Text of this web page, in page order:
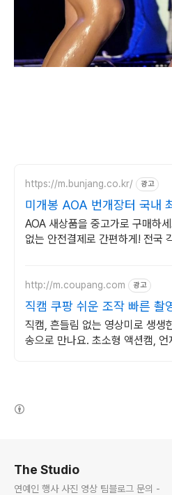
https://m.bunjang.co.kr/ 광고
미개봉 AOA 번개장터 국내
드 중고거래
AOA 새상품을 중고가로 구매하
없는 안전결제로 간편하게! 전국
http://m.coupang.com 광고
직캠 쿠팡 쉬운 조작 빠른 촬
직캠, 흔들림 없는 영상미로 생생
송으로 만나요. 초소형 액션캠, 언
The Studio
연예인 행사 사진 영상 팀블로그 문의 -